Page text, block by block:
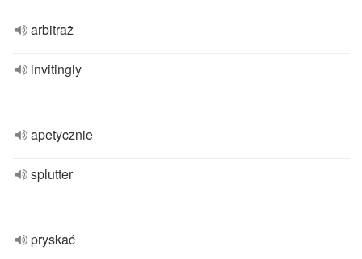
arbitraż
invitingly
apetycznie
splutter
pryskać